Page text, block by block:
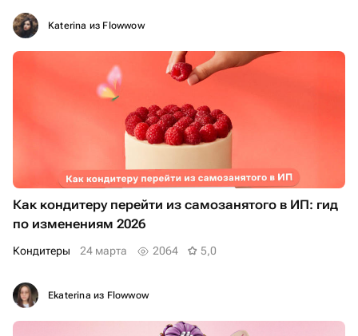
Katerina из Flowwow
Как кондитеру перейти из самозанятого в ИП: гид
по изменениям 2026
Кондитеры 24 марта 2064 5,0
Ekaterina из Flowwow